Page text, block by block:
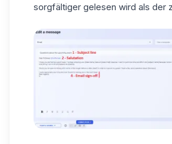
sorgfältiger gelesen wird als der